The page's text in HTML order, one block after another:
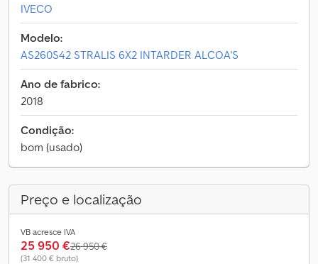
IVECO
Modelo:
AS260S42 STRALIS 6X2 INTARDER ALCOA'S
Ano de fabrico:
2018
Condição:
bom (usado)
Preço e localização
VB acresce IVA
25 950 €26 950 €
(31 400 € bruto)